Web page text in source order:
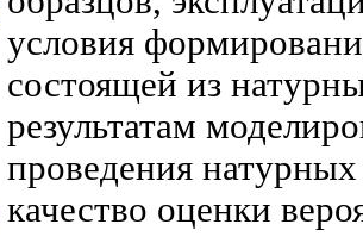
условия
состоящей из
результатам
проведения
качество оценки